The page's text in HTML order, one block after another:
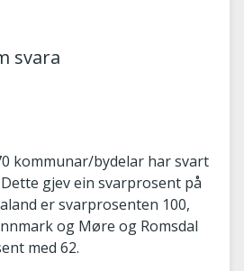
svara
kommunar/bydelar har svart
gjev ein svarprosent på
er svarprosenten 100,
og Møre og Romsdal
med 62.